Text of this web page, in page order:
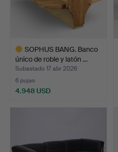
SOPHUS BANG. Banco
único de roble y latón …
Subastado 17 abr 2026
6 pujas
4.948 USD